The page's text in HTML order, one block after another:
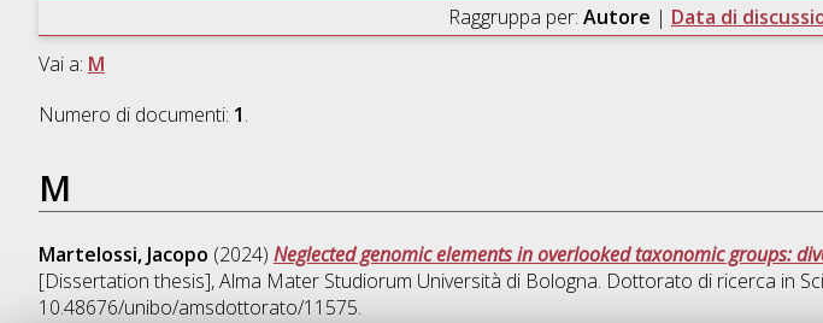
Raggruppa per: Autore | Data di
Vai a: M
Numero di documenti: 1.
M
Martelossi, Jacopo (2024) Neglected genomic elements in overlooked taxonomic groups:
[Dissertation thesis], Alma Mater Studiorum Università di Bologna. Dottorato di ricerca in
10.48676/unibo/amsdottorato/11575.